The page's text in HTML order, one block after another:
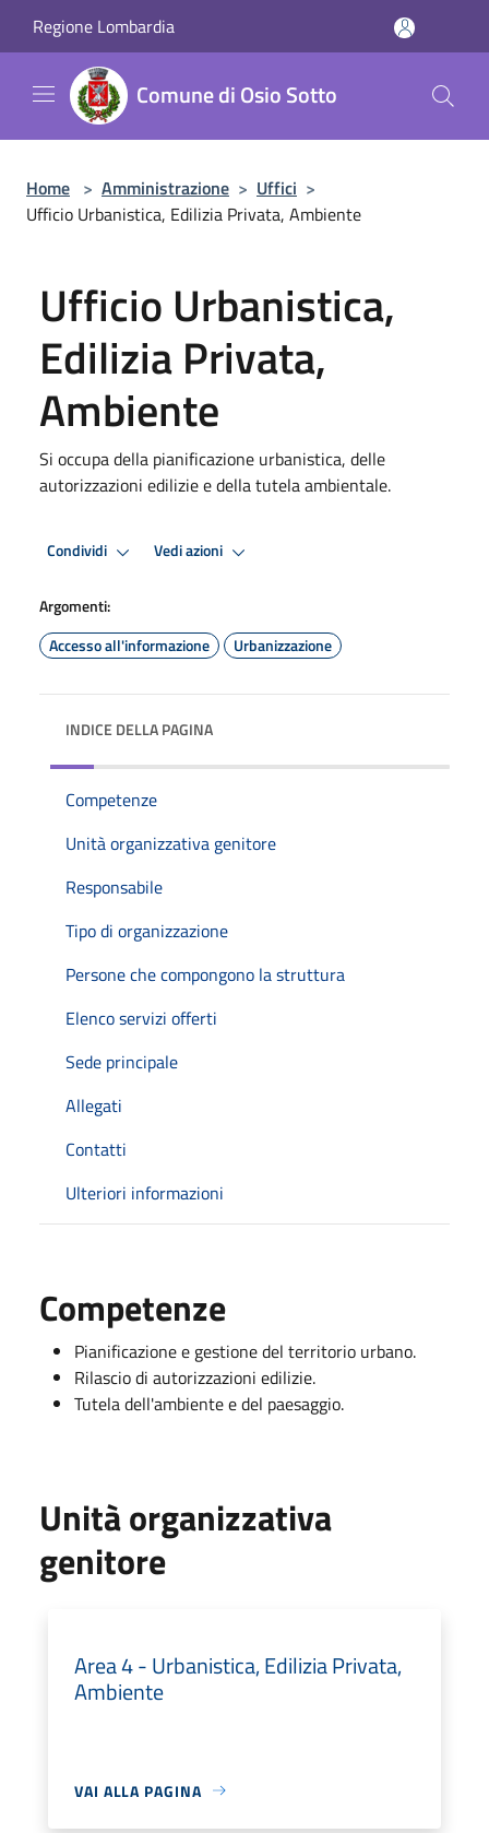
Regione Lombardia
Comune di Osio Sotto
Home > Amministrazione > Uffici >
Ufficio Urbanistica, Edilizia Privata, Ambiente
Ufficio Urbanistica,
Edilizia Privata,
Ambiente
Si occupa della pianificazione urbanistica, delle
autorizzazioni edilizie e della tutela ambientale.
Condividi Vedi azioni
Argomenti:
Accesso all'informazione
Urbanizzazione
INDICE DELLA PAGINA
Competenze
Unità organizzativa genitore
Responsabile
Tipo di organizzazione
Persone che compongono la struttura
Elenco servizi offerti
Sede principale
Allegati
Contatti
Ulteriori informazioni
Competenze
Pianificazione e gestione del territorio urbano.
Rilascio di autorizzazioni edilizie.
Tutela dell'ambiente e del paesaggio.
Unità organizzativa
genitore
Area 4 - Urbanistica, Edilizia Privata,
Ambiente
VAI ALLA PAGINA